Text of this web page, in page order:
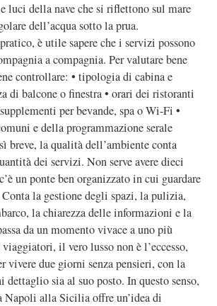
luci della nave che si riflettono sul mare
dell’acqua sotto la prua.
è utile sapere che i servizi possono
a compagnia. Per valutare bene
controllare: • tipologia di cabina e
di balcone o finestra • orari dei ristoranti
per bevande, spa o Wi-Fi •
e della programmazione serale
breve, la qualità dell’ambiente conta
dei servizi. Non serve avere dieci
un ponte ben organizzato in cui guardare
la gestione degli spazi, la pulizia,
la chiarezza delle informazioni e la
da un momento vivace a uno più
il vero lusso non è l’eccesso,
vivere due giorni senza pensieri, con la
dettaglio sia al suo posto. In questo senso,
Napoli alla Sicilia offre un’idea di